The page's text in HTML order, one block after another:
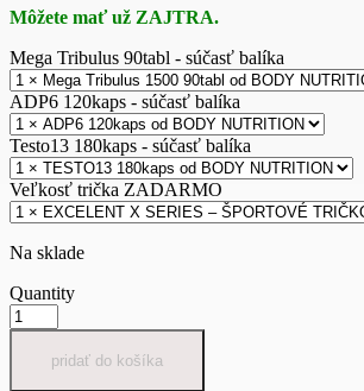
Môžete mať už ZAJTRA.
Mega Tribulus 90tabl - súčasť balíka
ADP6 120kaps - súčasť balíka
Testo13 180kaps - súčasť balíka
Veľkosť trička ZADARMO
Na sklade
Quantity
pridať do košíka